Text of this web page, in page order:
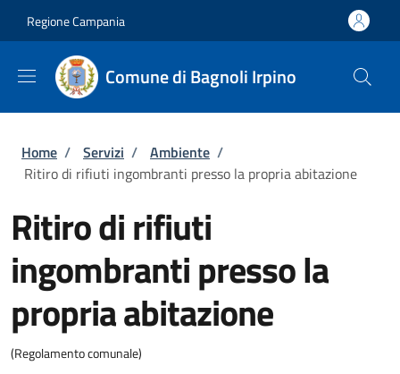
Regione Campania
Comune di Bagnoli Irpino
Briciole di pane
Home / Servizi / Ambiente /
Ritiro di rifiuti ingombranti presso la propria abitazione
Ritiro di rifiuti
ingombranti presso la
propria abitazione
(Regolamento comunale)